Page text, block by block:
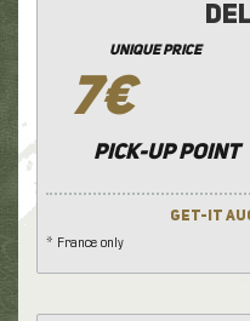
unique price
7€
Pick-up point
Get-it
* France only